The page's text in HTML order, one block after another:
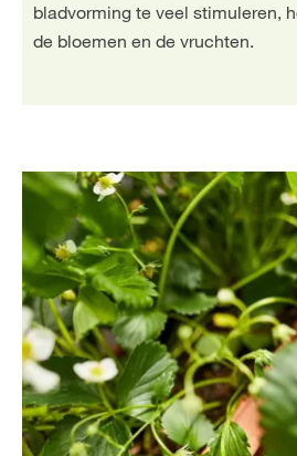
bladvorming te veel stimuleren,
de bloemen en de vruchten.